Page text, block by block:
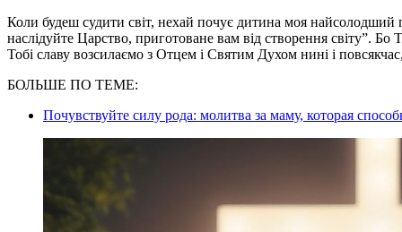
Коли будеш судити світ, нехай почує дитина моя найсолодший
наслідуйте Царство, приготоване вам від створення світу”.
Тобі славу возсилаємо з Отцем і Святим Духом нині і
БОЛЬШЕ ПО ТЕМЕ:
Почувствуйте силу рода: молитва за маму, которая